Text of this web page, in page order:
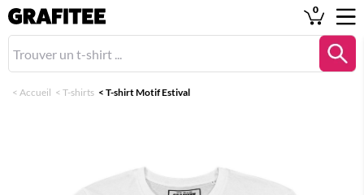
0
< Accueil < T-shirts < T-shirt Motif Estival